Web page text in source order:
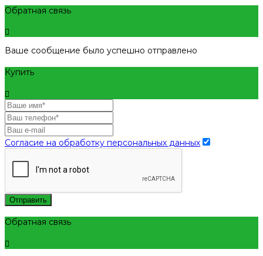
Обратная связь
Ваше сообщение было успешно отправлено
Купить
Согласие на обработку персональных данных
Отправить
Обратная связь